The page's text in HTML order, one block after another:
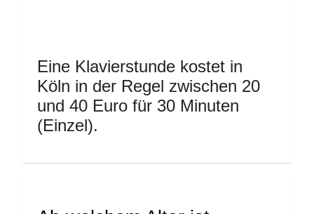
Eine Klavierstunde kostet in
Köln in der Regel zwischen 20
und 40 Euro für 30 Minuten
(Einzel).